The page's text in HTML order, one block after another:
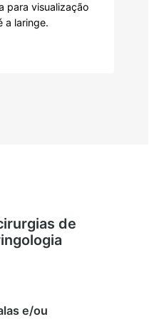
para visualização
a laringe.
de
e/ou